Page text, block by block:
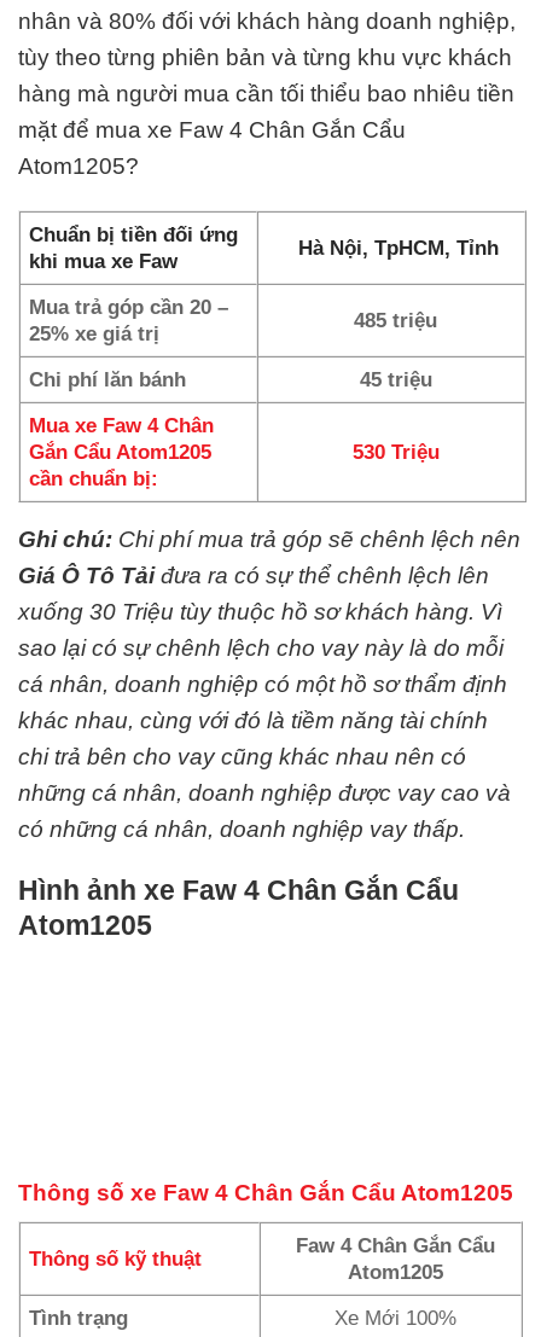
nhân và 80% đối với khách hàng doanh nghiệp,
tùy theo từng phiên bản và từng khu vực khách
hàng mà người mua cần tối thiểu bao nhiêu tiền
mặt để mua xe Faw 4 Chân Gắn Cẩu
Atom1205?
Chuẩn bị tiền đối ứng
khi mua xe Faw
Hà Nội, TpHCM, Tỉnh
Mua trả góp cần 20 –
25% xe giá trị
485 triệu
Chi phí lăn bánh
45 triệu
Mua xe Faw 4 Chân
Gắn Cẩu Atom1205
cần chuẩn bị:
530 Triệu
Ghi chú: Chi phí mua trả góp sẽ chênh lệch nên
Giá Ô Tô Tảiđưa ra có sự thể chênh lệch lên
xuống 30 Triệu tùy thuộc hồ sơ khách hàng. Vì
sao lại có sự chênh lệch cho vay này là do mỗi
cá nhân, doanh nghiệp có một hồ sơ thẩm định
khác nhau, cùng với đó là tiềm năng tài chính
chi trả bên cho vay cũng khác nhau nên có
những cá nhân, doanh nghiệp được vay cao và
có những cá nhân, doanh nghiệp vay thấp.
Hình ảnh xe Faw 4 Chân Gắn Cẩu
Atom1205
Thông số xe Faw 4 Chân Gắn Cẩu Atom1205
Thông số kỹ thuật
Faw 4 Chân Gắn Cẩu
Atom1205
Tình trạng
Xe Mới 100%